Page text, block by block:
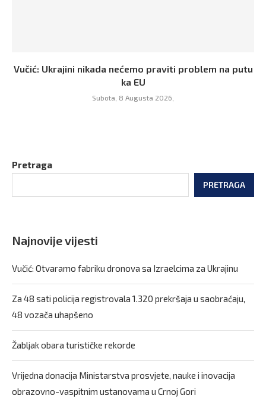
Vučić: Ukrajini nikada nećemo praviti problem na putu
ka EU
Subota, 8 Augusta 2026,
Pretraga
PRETRAGA
Najnovije vijesti
Vučić: Otvaramo fabriku dronova sa Izraelcima za Ukrajinu
Za 48 sati policija registrovala 1.320 prekršaja u saobraćaju,
48 vozača uhapšeno
Žabljak obara turističke rekorde
Vrijedna donacija Ministarstva prosvjete, nauke i inovacija
obrazovno-vaspitnim ustanovama u Crnoj Gori